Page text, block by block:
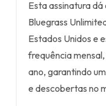
Esta assinatura
Bluegrass
Estados Unidos e
frequência
ano, garantindo
e descobertas no